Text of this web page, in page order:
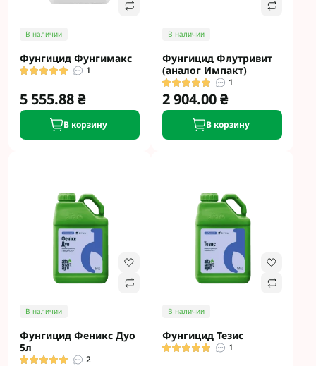
В наличии
Фунгицид Фунгимакс
1
5 555.88 ₴
В корзину
В наличии
Фунгицид Флутривит
(аналог Импакт)
1
2 904.00 ₴
В корзину
В наличии
Фунгицид Феникс Дуо
5л
2
В наличии
Фунгицид Тезис
1